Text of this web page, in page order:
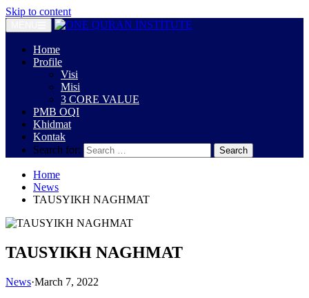
Skip to content
Home
Profile
Visi
Misi
3 CORE VALUE
PMB OQI
Khidmat
Kontak
Search for:
Home
News
TAUSYIKH NAGHMAT
TAUSYIKH NAGHMAT
News·March 7, 2022